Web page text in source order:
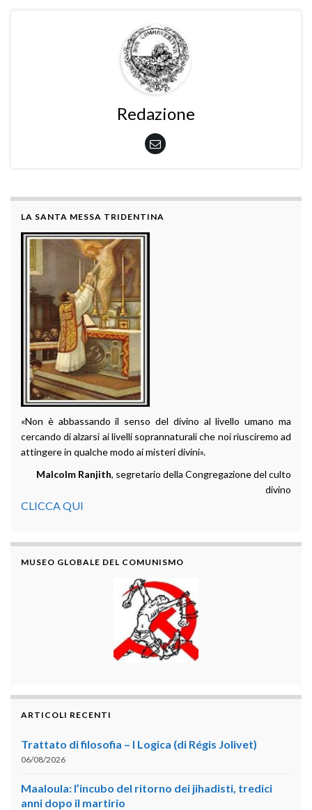
Redazione
LA SANTA MESSA TRIDENTINA
«Non è abbassando il senso del divino al livello umano ma
cercando di alzarsi ai livelli soprannaturali che noi riusciremo ad
attingere in qualche modo ai misteri divini».
Malcolm Ranjith, segretario della Congregazione del culto
divino
CLICCA QUI
MUSEO GLOBALE DEL COMUNISMO
ARTICOLI RECENTI
Trattato di filosofia – I Logica (di Régis Jolivet)
06/08/2026
Maaloula: l’incubo del ritorno dei jihadisti, tredici
anni dopo il martirio